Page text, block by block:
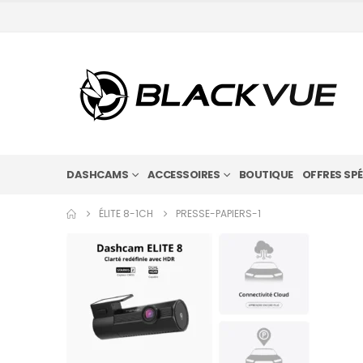
DASHCAMS ACCESSOIRES BOUTIQUE OFFRES
ÉLITE 8-1CH PRESSE-PAPIERS-1